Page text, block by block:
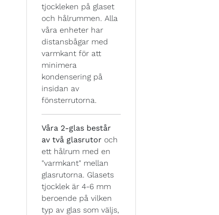
tjockleken på glaset
och hålrummen. Alla
våra enheter har
distansbågar med
varmkant för att
minimera
kondensering på
insidan av
fönsterrutorna.
Våra 2-glas består
av två glasrutor och
ett hålrum med en
"varmkant" mellan
glasrutorna. Glasets
tjocklek är 4-6 mm
beroende på vilken
typ av glas som väljs,